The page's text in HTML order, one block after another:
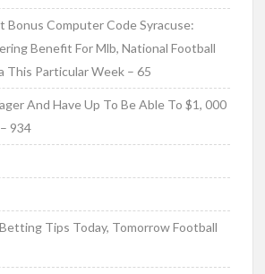
Bonus Computer Code Syracuse:
Benefit For Mlb, National Football
This Particular Week – 65
And Have Up To Be Able To $1, 000
934
Tips Today, Tomorrow Football